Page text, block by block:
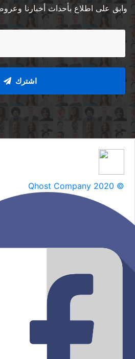
وابق على اطلاع بأحداث أخبارنا
اشترك
Qhost Company 2020 ©